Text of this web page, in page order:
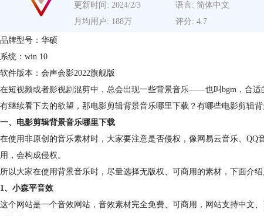
更新时间: 2024/2/3 语言: 简体中文
月均用户: 188万
评分: 4.7
品牌型号：华硕
系统：win 10
软件版本：会声会影2022旗舰版
在短视频或者影视剧混剪中，总会出现一些背景音乐——也叫bgm，合
有继续看下去的欲望，那电影剪辑背景音乐哪里下载？有哪些电影剪辑背
一、电影剪辑背景音乐哪里下载
在使用非原创的音乐素材时，大家要注意是否侵权，像网易云音乐、
用，会构成侵权。
所以大家在使用背景音乐时，尽量选择无版权、可商用的素材，下面介
1、小森平音效
这个网站是一个音效网站，音效素材完全免费、可商用，网站支持中文